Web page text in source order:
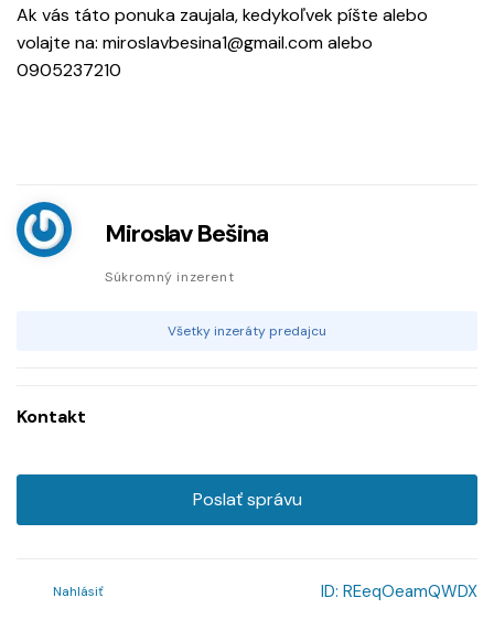
Ak vás táto ponuka zaujala, kedykoľvek píšte alebo
volajte na: miroslavbesina1@gmail.com alebo
0905237210
Miroslav Bešina
Súkromný inzerent
Všetky inzeráty predajcu
Kontakt
Poslať správu
Nahlásiť ID: REeqOeamQWDX